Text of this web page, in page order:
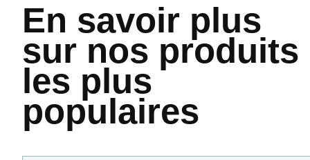
En savoir plus
sur nos produits
les plus
populaires